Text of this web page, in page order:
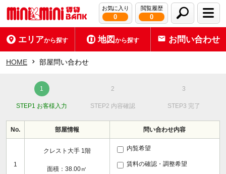
お気に入り
0
閲覧履歴
0
エリアから探す 地図から探す お問い合わせ
HOME 部屋問い合わせ
STEP1 お客様入力 STEP2 内容確認 STEP3 完了
No. 部屋情報 問い合わせ内容
1
クレスト大手 1階
面積：38.00㎡
内覧希望
賃料の確認・調整希望